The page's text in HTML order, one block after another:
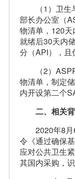
（1）卫
部长办公室（
物清单，120
就绪后30天内
分（API），且
（2）
物清单，制定
内开设第二个
二、相关
2020年8
令《通过确保
应对公共卫生
其国内采购，